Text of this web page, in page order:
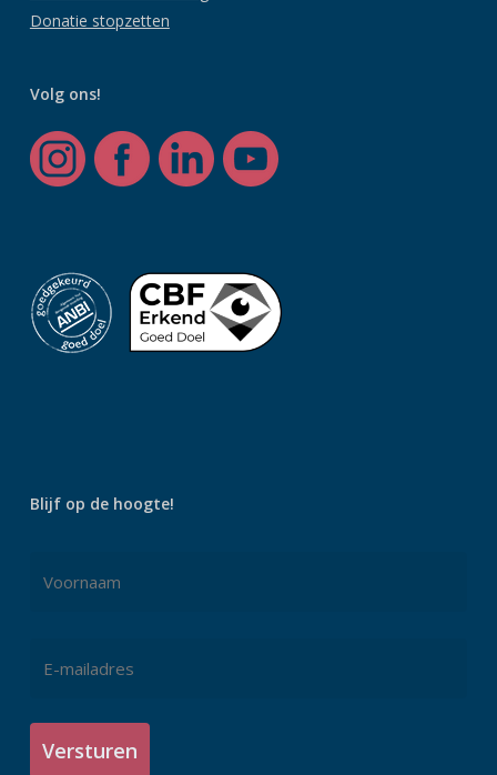
Donatie stopzetten
Volg ons!
Blijf op de hoogte!
mailadres